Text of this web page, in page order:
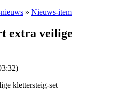
» Nieuws-item
extra veilige